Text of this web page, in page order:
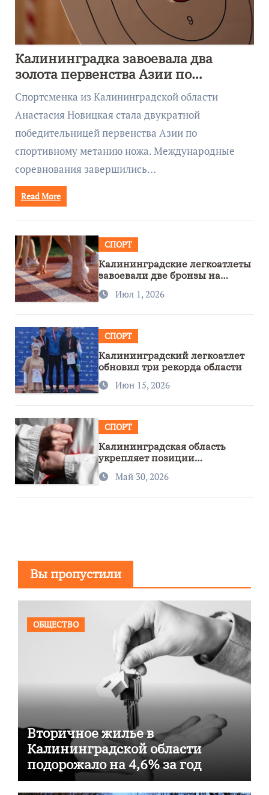
Калининградка завоевала два
золота первенства Азии по
метанию ножа
Спортсменка из Калининградской области
Анастасия Новицкая стала двукратной
победительницей первенства Азии по
спортивному метанию ножа. Международные
соревнования завершились…
Read More
СПОРТ
Калининградские легкоатлеты
завоевали две бронзы на
первенстве России
Июл 1, 2026
СПОРТ
Калининградский легкоатлет
обновил три рекорда области
Июн 15, 2026
СПОРТ
Калининградская область
укрепляет позиции
спортивного региона
Май 30, 2026
Вы пропустили
ОБЩЕСТВО
Вторичное жилье в
Калининградской области
подорожало на 4,6% за год